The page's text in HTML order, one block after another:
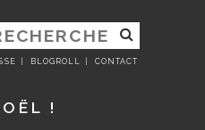
BLOGROLL CONTACT
!